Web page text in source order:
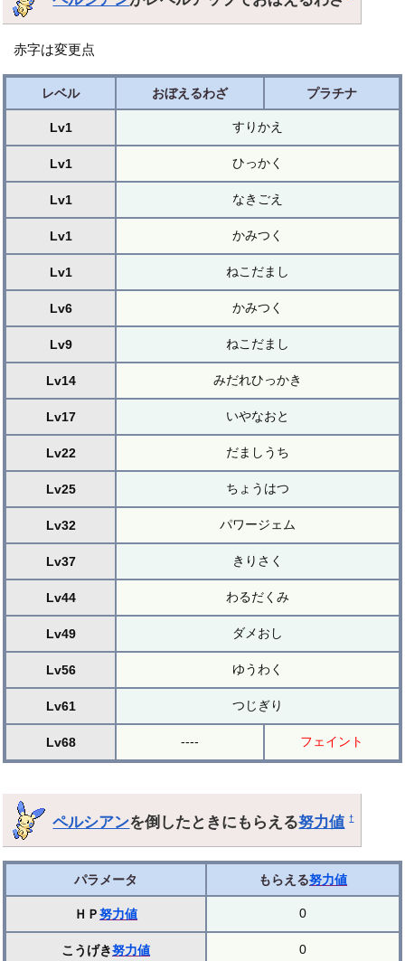
赤字は変更点
レベル おぼえるわざ プラチナ
Lv1 すりかえ
Lv1 ひっかく
Lv1 なきごえ
Lv1 かみつく
Lv1 ねこだまし
Lv6 かみつく
Lv9 ねこだまし
Lv14 みだれひっかき
Lv17 いやなおと
Lv22 だましうち
Lv25 ちょうはつ
Lv32 パワージェム
Lv37 きりさく
Lv44 わるだくみ
Lv49 ダメおし
Lv56 ゆうわく
Lv61 つじぎり
Lv68 ---- フェイント
ペルシアンを倒したときにもらえる努力値 †
パラメータ もらえる努力値
ＨＰ努力値 0
こうげき努力値 0